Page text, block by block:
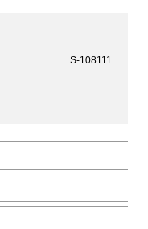
S-108111